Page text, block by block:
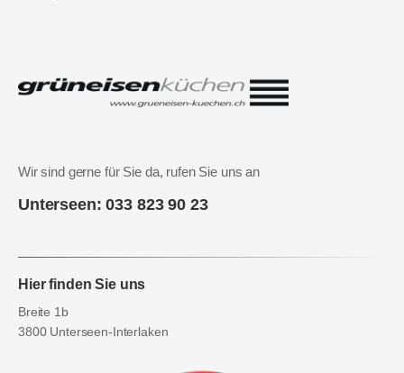
Wir sind gerne für Sie da, rufen Sie uns an
Unterseen: 033 823 90 23
Hier finden Sie uns
Breite 1b
3800 Unterseen-Interlaken